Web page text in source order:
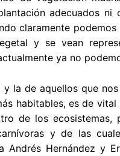
adecuados
claramente
y se vean
ya no
la de aquellos que
habitables, es de
de los ecosistemas,
y de las
Andrés Hernández y